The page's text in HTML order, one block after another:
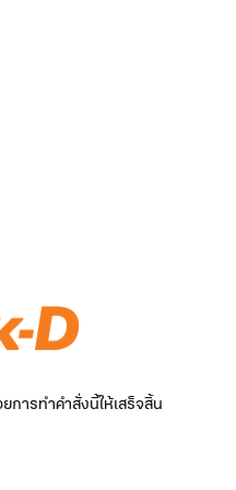
ารทำคำสั่งนี้ให้เสร็จสิ้น